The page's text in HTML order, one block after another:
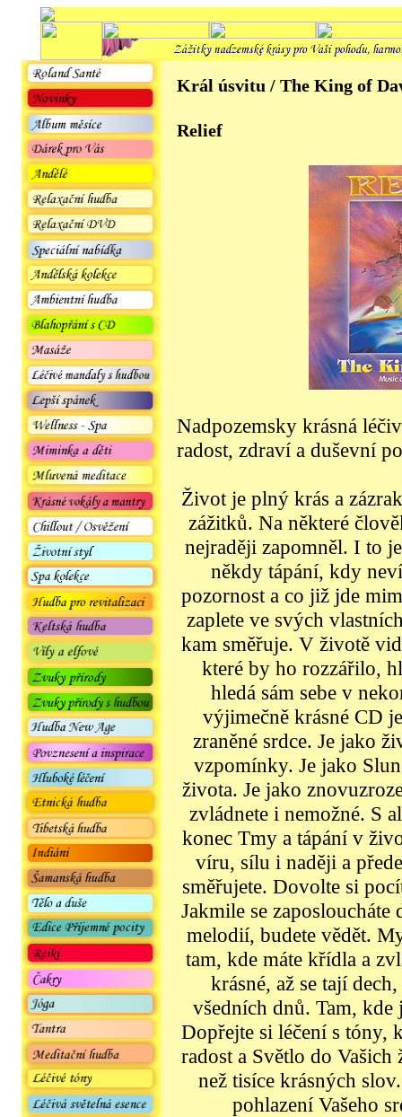
Král úsvitu / The King of
Relief
Nadpozemsky krásná
radost, zdraví a duševní
Život je plný krás a
zážitků. Na některé
nejraději zapomněl. I to
někdy tápání, kdy
pozornost a co již jde
zaplete ve svých
kam směřuje. V životě
které by ho rozzářilo,
hledá sám sebe v
výjimečně krásné CD
zraněné srdce. Je jako
vzpomínky. Je jako
života. Je jako
zvládnete i nemožné. S
konec Tmy a tápání v
víru, sílu i naději a
směřujete. Dovolte si
Jakmile se
melodií, budete vědět.
tam, kde máte křídla a
krásné, až se tají
všedních dnů. Tam, kde
Dopřejte si léčení s tóny,
radost a Světlo do
než tisíce krásných
pohlazení Vašeho